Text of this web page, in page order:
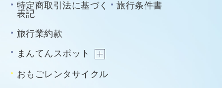
特定商取引法に基づく
表記
旅行条件書
旅行業約款
まんてんスポット
おもごレンタサイクル